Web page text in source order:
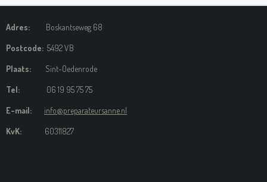
Adres: Boskantseweg 68
Postcode: 5492 VB
Plaats: Sint-Oedenrode
Tel: 06 19 95 75 75
E-mail: info@preparateursanne.nl
KvK: 60311827